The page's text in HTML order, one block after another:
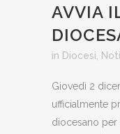
AVVIA
in Diocesi
Giovedì 2
ufficialmente
diocesano